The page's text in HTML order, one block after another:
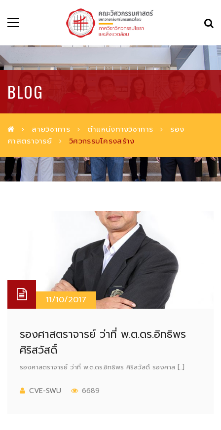
BLOG
สายวิชาการ ตำแหน่งทางวิชาการ
รอง
ศาสตราจารย์
วิศวกรรมโครงสร้าง
11/10/2017
รองศาสตราจารย์ ว่าที่ พ.ต.ดร.อิทธิพร
ศิริสวัสดิ์
รองศาสตราจารย์ ว่าที่ พ.ต.ดร.อิทธิพร ศิริสวัสดิ์ รองศาส [...]
CVE-SWU 6689